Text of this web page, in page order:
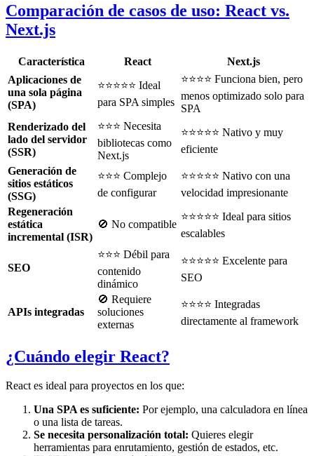
Comparación de casos de uso: React vs.
Next.js
Característica React
Next.js
Aplicaciones de
una sola página
(SPA)
⭐⭐⭐⭐⭐ Ideal
para SPA simples
⭐⭐⭐⭐ Funciona bien, pero
menos optimizado solo para
SPA
Renderizado del
lado del servidor
(SSR)
⭐⭐⭐ Necesita
bibliotecas como
Next.js
⭐⭐⭐⭐⭐ Nativo y muy
eficiente
Generación de
sitios estáticos
(SSG)
⭐⭐⭐ Complejo
de configurar
⭐⭐⭐⭐⭐ Nativo con una
velocidad impresionante
Regeneración
estática
incremental (ISR)
🚫 No compatible
⭐⭐⭐⭐⭐ Ideal para sitios
escalables
SEO
⭐⭐⭐ Débil para
contenido
dinámico
⭐⭐⭐⭐⭐ Excelente para
SEO
APIs integradas
🚫 Requiere
soluciones
externas
⭐⭐⭐⭐ Integradas
directamente al framework
¿Cuándo elegir React?
React es ideal para proyectos en los que:
Una SPA es suficiente: Por ejemplo, una calculadora en línea
o una lista de tareas.
Se necesita personalización total: Quieres elegir
herramientas para enrutamiento, gestión de estados, etc.